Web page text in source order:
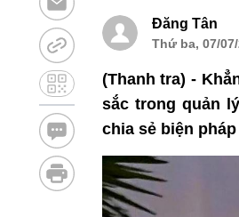
Đăng Tân
Thứ ba, 07/
(Thanh tra) -
sắc trong quản
chia sẻ biện